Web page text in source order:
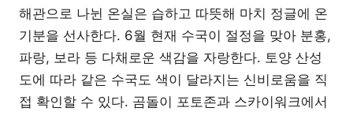
해관으로 나뉜 온실은 습하고 따뜻해 마치 정글에 온
기분을 선사한다. 6월 현재 수국이 절정을 맞아 분홍,
파랑, 보라 등 다채로운 색감을 자랑한다. 토양 산성
도에 따라 같은 수국도 색이 달라지는 신비로움을 직
접 확인할 수 있다. 곰돌이 포토존과 스카이워크에서